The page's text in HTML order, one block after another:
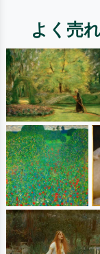
よく売